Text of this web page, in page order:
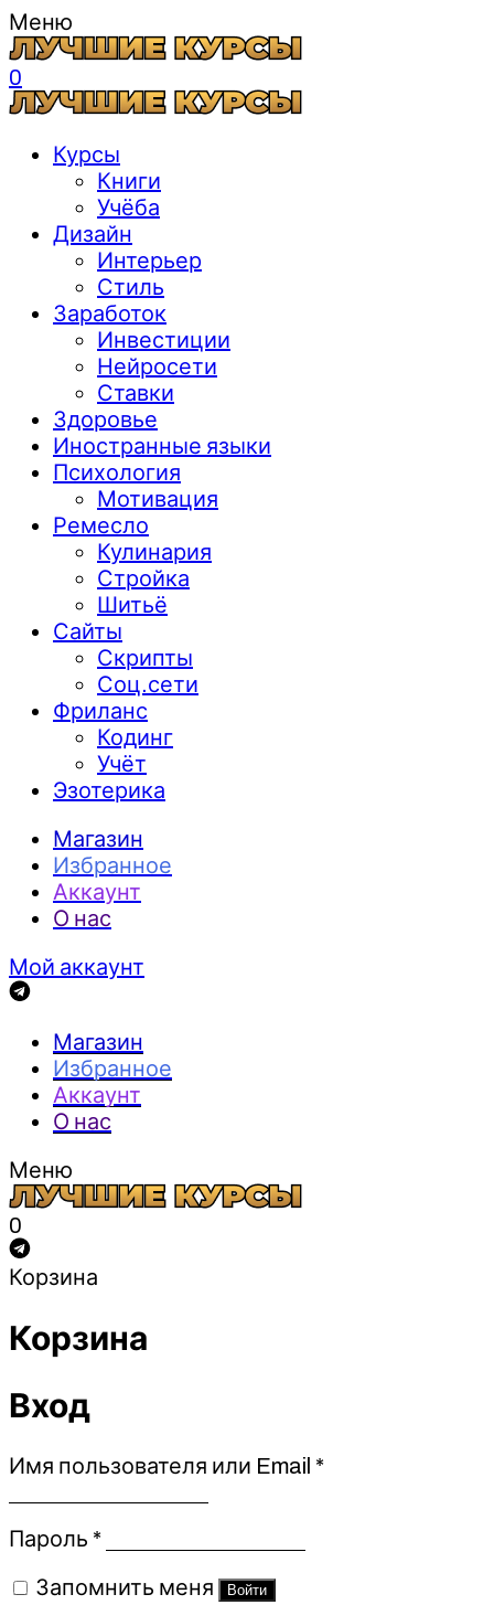
Меню
0
Курсы
Книги
Учёба
Дизайн
Интерьер
Стиль
Заработок
Инвестиции
Нейросети
Ставки
Здоровье
Иностранные языки
Психология
Мотивация
Ремесло
Кулинария
Стройка
Шитьё
Сайты
Скрипты
Соц.сети
Фриланс
Кодинг
Учёт
Эзотерика
Магазин
Избранное
Аккаунт
О нас
Мой аккаунт
Магазин
Избранное
Аккаунт
О нас
Меню
0
Корзина
Корзина
Вход
Имя пользователя или Email *Обязательно
Пароль *Обязательно
Запомнить меня Войти